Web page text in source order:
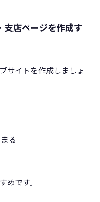
店ページを作成す
サイトを作成しましょ
る
めです。